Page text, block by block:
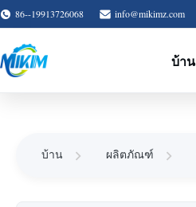
86--19913726068 info@mikimz.com
บ้าน
บ้าน ผลิตภัณฑ์